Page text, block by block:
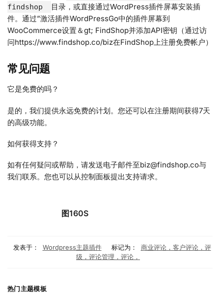
findshop
目录，或直接通过WordPress插件屏幕安装插
件。通过”激活插件WordPressGo中的插件屏幕到
WooCommerce设置＆gt; FindShop并添加API密钥（通过访
问https://www.findshop.co/biz在FindShop上注册免费帐户）
常见问题
它是免费的吗？
是的，我们提供永远免费的计划。您还可以在注册期间获得7天
的高级功能。
如何获得支持？
如有任何疑问或帮助，请发送电子邮件至biz@findshop.co与
我们联系。您也可以从控制面板提出支持请求。
图160S
发表于： Wordpress主题插件 标记为：
商业评论，客户评论，评
级，评论管理，评论，
热门主题模板